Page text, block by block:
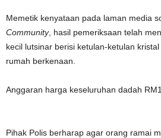
Memetik kenyataan pada laman media
Community, hasil pemeriksaan telah
kecil lutsinar berisi ketulan-ketulan
rumah berkenaan.
Anggaran harga keseluruhan dadah
Pihak Polis berharap agar orang ramai